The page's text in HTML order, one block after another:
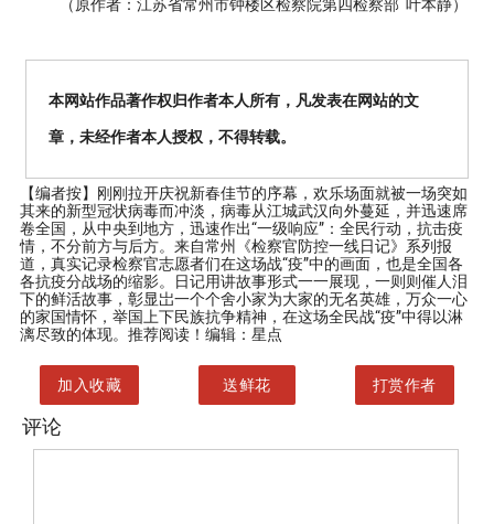
（原作者：江苏省常州市钟楼区检察院第四检察部 叶本静）
本网站作品著作权归作者本人所有，凡发表在网站的文
章，未经作者本人授权，不得转载。
【编者按】 刚刚拉开庆祝新春佳节的序幕，欢乐场面就被一场突如
其来的新型冠状病毒而冲淡，病毒从江城武汉向外蔓延，并迅速席
卷全国，从中央到地方，迅速作出“一级响应”：全民行动，抗击疫
情，不分前方与后方。来自常州《检察官防控一线日记》系列报
道，真实记录检察官志愿者们在这场战“疫”中的画面，也是全国各
各抗疫分战场的缩影。日记用讲故事形式一一展现，一则则催人泪
下的鲜活故事，彰显岀一个个舍小家为大家的无名英雄，万众一心
的家国情怀，举国上下民族抗争精神，在这场全民战“疫”中得以淋
漓尽致的体现。推荐阅读！编辑：星点
加入收藏 送鲜花 打赏作者
评论